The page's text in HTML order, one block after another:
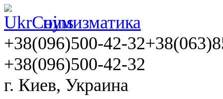
нумизматика
+38(096)500-42-32
+38(096)500-42-32
г. Киев, Украина